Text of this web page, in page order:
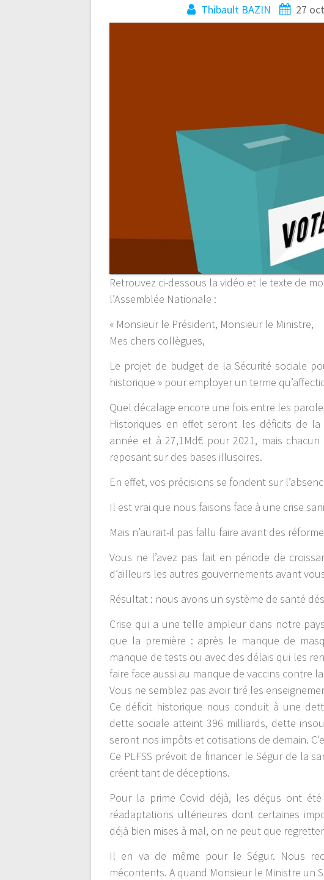
Thibault BAZIN 27
Retrouvez ci-dessous la vidéo et le texte de
l’Assemblée Nationale :
« Monsieur le Président, Monsieur le Ministre,
Mes chers collègues,
Le projet de budget de la Sécurité sociale
historique » pour employer un terme
Quel décalage encore une fois entre les
Historiques en effet seront les déficits de
année et à 27,1Md€ pour 2021, mais
reposant sur des bases illusoires.
En effet, vos précisions se fondent sur
Il est vrai que nous faisons face à une crise
Mais n’aurait-il pas fallu faire avant des
Vous ne l’avez pas fait en période de
d’ailleurs les autres gouvernements avant
Résultat : nous avons un système de santé
Crise qui a une telle ampleur dans notre
que la première : après le manque de
manque de tests ou avec des délais qui les
faire face aussi au manque de vaccins contre
Vous ne semblez pas avoir tiré les
Ce déficit historique nous conduit à une
dette sociale atteint 396 milliards, dette
seront nos impôts et cotisations de demain.
Ce PLFSS prévoit de financer le Ségur de la
créent tant de déceptions.
Pour la prime Covid déjà, les déçus ont
réadaptations ultérieures dont certaines
déjà bien mises à mal, on ne peut que
Il en va de même pour le Ségur. Nous
mécontents. A quand Monsieur le Ministre un